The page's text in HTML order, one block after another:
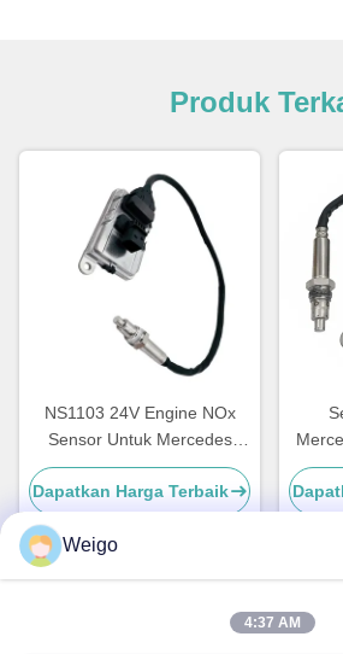
Produk
NS1103 24V Engine NOx
Sensor Untuk Mercedes
Benz Truck 5WK97329A
Dapatkan Harga Terbaik
Weigo
4:37 AM